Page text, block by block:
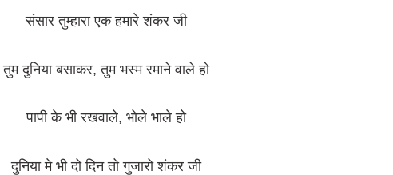
संसार तुम्हारा एक हमारे शंकर जी
तुम दुनिया बसाकर, तुम भस्म रमाने वाले हो
पापी के भी रखवाले, भोले भाले हो
दुनिया मे भी दो दिन तो गुजारो शंकर जी